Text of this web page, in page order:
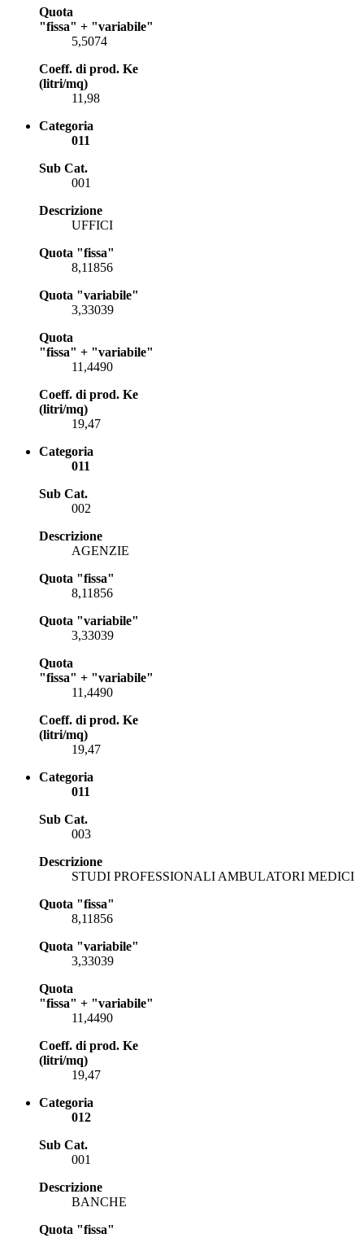
Quota
"fissa" + "variabile"
5,5074
Coeff. di prod. Ke
(litri/mq)
11,98
Categoria
011
Sub Cat.
001
Descrizione
UFFICI
Quota "fissa"
8,11856
Quota "variabile"
3,33039
Quota
"fissa" + "variabile"
11,4490
Coeff. di prod. Ke
(litri/mq)
19,47
Categoria
011
Sub Cat.
002
Descrizione
AGENZIE
Quota "fissa"
8,11856
Quota "variabile"
3,33039
Quota
"fissa" + "variabile"
11,4490
Coeff. di prod. Ke
(litri/mq)
19,47
Categoria
011
Sub Cat.
003
Descrizione
STUDI PROFESSIONALI AMBULATORI MEDICI
Quota "fissa"
8,11856
Quota "variabile"
3,33039
Quota
"fissa" + "variabile"
11,4490
Coeff. di prod. Ke
(litri/mq)
19,47
Categoria
012
Sub Cat.
001
Descrizione
BANCHE
Quota "fissa"